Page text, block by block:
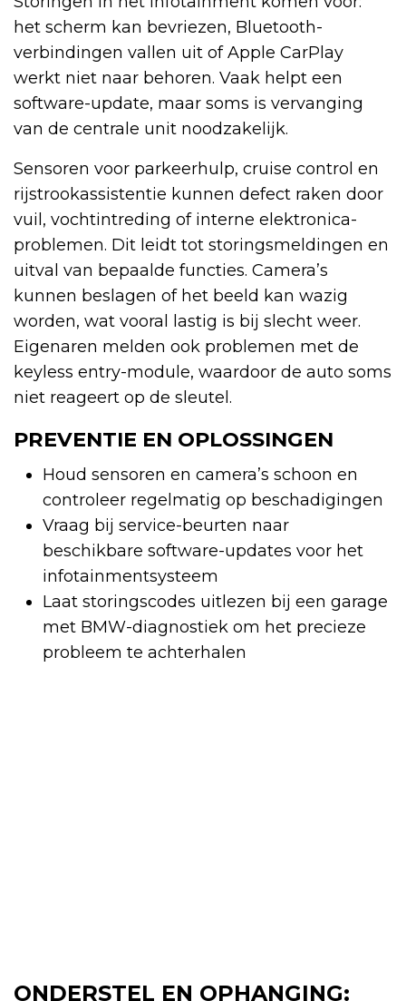
het scherm kan bevriezen, Bluetooth-
verbindingen vallen uit of Apple CarPlay
werkt niet naar behoren. Vaak helpt een
software-update, maar soms is vervanging
van de centrale unit noodzakelijk.
Sensoren voor parkeerhulp, cruise control en
rijstrookassistentie kunnen defect raken door
vuil, vochtintreding of interne elektronica-
problemen. Dit leidt tot storingsmeldingen en
uitval van bepaalde functies. Camera’s
kunnen beslagen of het beeld kan wazig
worden, wat vooral lastig is bij slecht weer.
Eigenaren melden ook problemen met de
keyless entry-module, waardoor de auto soms
niet reageert op de sleutel.
PREVENTIE EN OPLOSSINGEN
Houd sensoren en camera’s schoon en
controleer regelmatig op beschadigingen
Vraag bij service-beurten naar
beschikbare software-updates voor het
infotainmentsysteem
Laat storingscodes uitlezen bij een garage
met BMW-diagnostiek om het precieze
probleem te achterhalen
ONDERSTEL EN OPHANGING: